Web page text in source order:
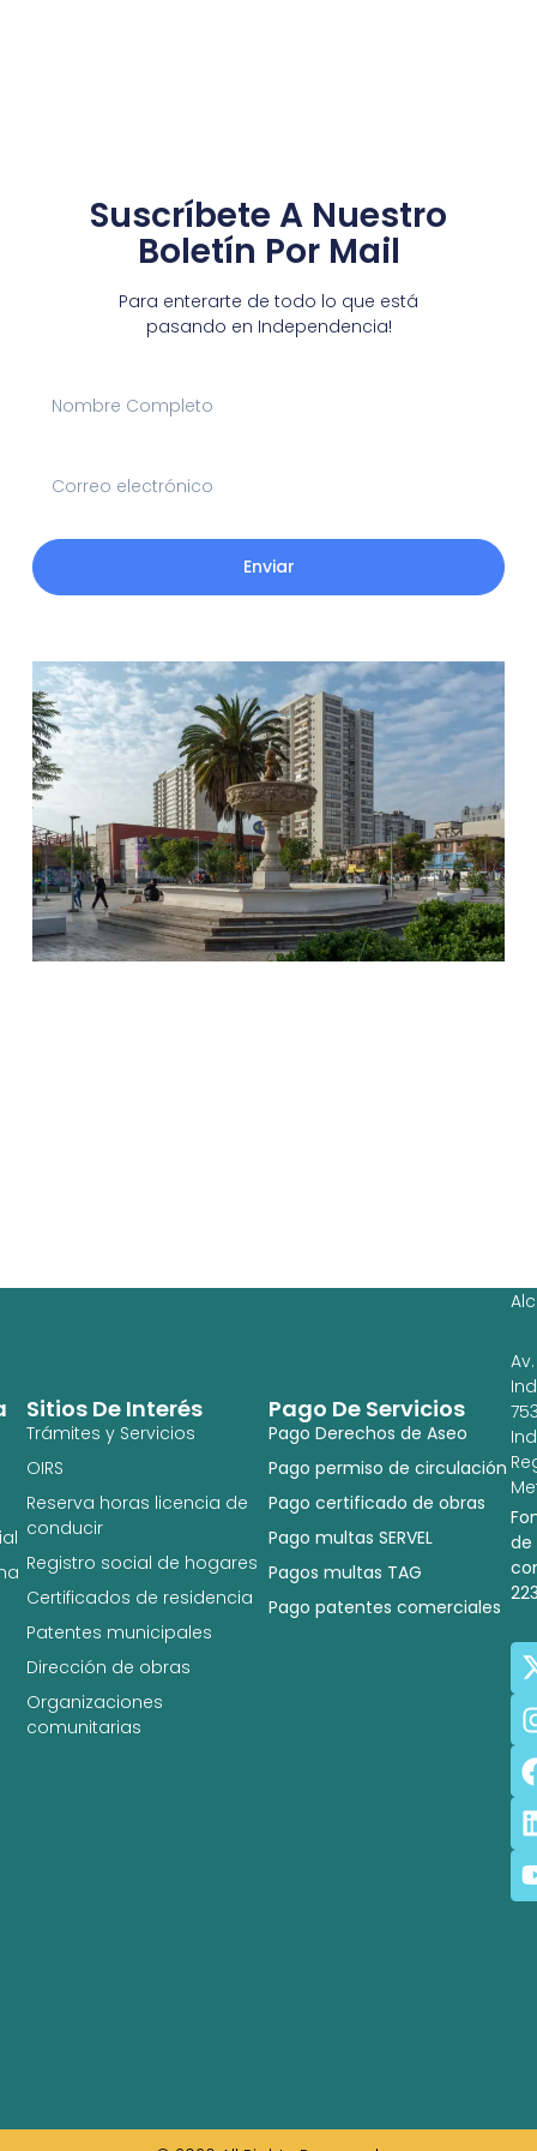
Suscríbete A Nuestro
Boletín Por Mail
Para enterarte de todo lo que está
pasando en Independencia!
Enviar
Pago De Servicios
Pago Derechos de Aseo
Pago permiso de circulación
Pago certificado de obras
Pago multas SERVEL
Pagos multas TAG
Pago patentes comerciales
Sitios De Interés
Trámites y Servicios
OIRS
Reserva horas licencia de
conducir
Registro social de hogares
Certificados de residencia
Patentes municipales
Dirección de obras
Organizaciones
comunitarias
Av.
de